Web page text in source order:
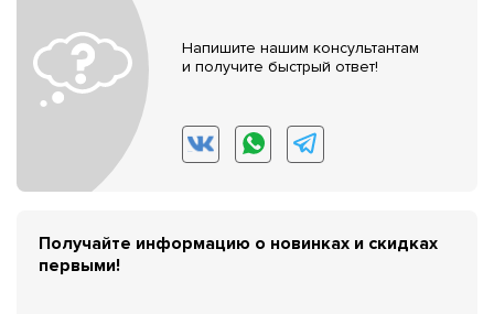
Напишите нашим консультантам
и получите быстрый ответ!
Получайте информацию о новинках и скидках
первыми!